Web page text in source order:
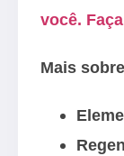
você.
Mais